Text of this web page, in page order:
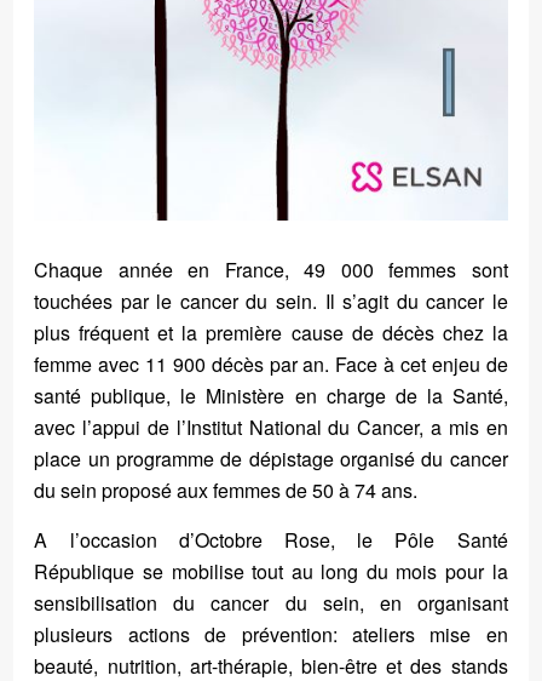
Chaque année en France, 49 000 femmes sont
touchées par le cancer du sein. Il s’agit du cancer le
plus fréquent et la première cause de décès chez la
femme avec 11 900 décès par an. Face à cet enjeu de
santé publique, le Ministère en charge de la Santé,
avec l’appui de l’Institut National du Cancer, a mis en
place un programme de dépistage organisé du cancer
du sein proposé aux femmes de 50 à 74 ans.
A l’occasion d’Octobre Rose, le Pôle Santé
République se mobilise tout au long du mois pour la
sensibilisation du cancer du sein, en organisant
plusieurs actions de prévention: ateliers mise en
beauté, nutrition, art-thérapie, bien-être et des stands